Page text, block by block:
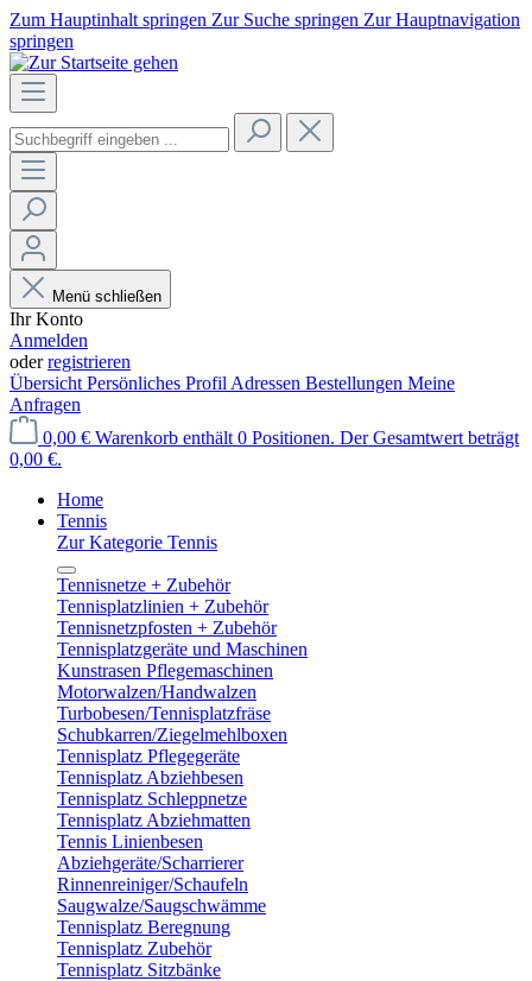
Zum Hauptinhalt springen Zur Suche springen Zur Hauptnavigation
springen
Menü schließen
Ihr Konto
Anmelden
oderregistrieren
Übersicht Persönliches Profil Adressen Bestellungen Meine
Anfragen
0,00 € Warenkorb enthält 0 Positionen. Der Gesamtwert beträgt
0,00 €.
Home
Tennis
Zur Kategorie Tennis
Tennisnetze + Zubehör
Tennisplatzlinien + Zubehör
Tennisnetzpfosten + Zubehör
Tennisplatzgeräte und Maschinen
Kunstrasen Pflegemaschinen
Motorwalzen/Handwalzen
Turbobesen/Tennisplatzfräse
Schubkarren/Ziegelmehlboxen
Tennisplatz Pflegegeräte
Tennisplatz Abziehbesen
Tennisplatz Schleppnetze
Tennisplatz Abziehmatten
Tennis Linienbesen
Abziehgeräte/Scharrierer
Rinnenreiniger/Schaufeln
Saugwalze/Saugschwämme
Tennisplatz Beregnung
Tennisplatz Zubehör
Tennisplatz Sitzbänke